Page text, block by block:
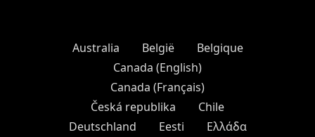
Australia België
Belgique
Canada (English)
Canada (Français)
Česká republika
Chile
Deutschland
Eesti
Ελλάδα